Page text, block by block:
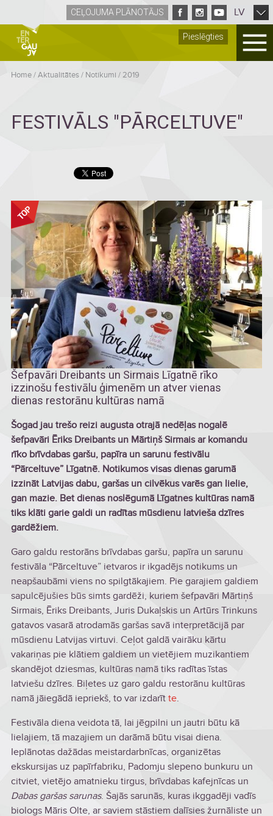
Pieslēgties
CEĻOJUMA PLĀNOTĀJS LV
Home/Aktualitātes/ Notikumi /2019
FESTIVĀLS "PĀRCELTUVE"
Šefpavāri Dreibants un Sirmais Līgatnē rīko
izzinošu festivālu ģimenēm un atver vienas
dienas restorānu kultūras namā
Šogad jau trešo reizi augusta otrajā nedēļas nogalē
šefpavāri Ēriks Dreibants un Mārtiņš Sirmais ar komandu
rīko brīvdabas garšu, papīra un sarunu festivālu
“Pārceltuve” Līgatnē. Notikumos visas dienas garumā
izzināt Latvijas dabu, garšas un cilvēkus varēs gan lielie,
gan mazie. Bet dienas noslēgumā Līgatnes kultūras namā
tiks klāti garie galdi un radītas mūsdienu latvieša dzīres
gardēžiem.
Garo galdu restorāns brīvdabas garšu, papīra un sarunu
festivāla “Pārceltuve” ietvaros ir ikgadējs notikums un
neapšaubāmi viens no spilgtākajiem. Pie garajiem galdiem
sapulcējušies būs simts gardēži, kuriem šefpavāri Mārtiņš
Sirmais, Ēriks Dreibants, Juris Dukaļskis un Artūrs Trinkuns
gatavos vasarā atrodamās garšas savā interpretācijā par
mūsdienu Latvijas virtuvi. Ceļot galdā vairāku kārtu
vakariņas pie klātiem galdiem un vietējiem muzikantiem
skandējot dziesmas, kultūras namā tiks radītas īstas
latviešu dzīres. Biļetes uz garo galdu restorānu kultūras
namā jāiegādā iepriekš, to var izdarīt te.
Festivāla diena veidota tā, lai jēgpilni un jautri būtu kā
lielajiem, tā mazajiem un darāmā būtu visai diena.
Ieplānotas dažādas meistardarbnīcas, organizētas
ekskursijas uz papīrfabriku, Padomju slepeno bunkuru un
citviet, vietējo amatnieku tirgus, brīvdabas kafejnīcas un
Dabas garšas sarunas. Šajās sarunās, kuras ikggadēji vadīs
biologs Māris Olte, ar saviem stāstiem dalīsies žurnāliste un